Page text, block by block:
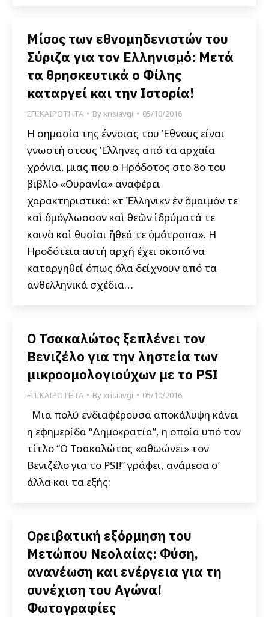
Μίσος των εθνομηδενιστών του
Σύριζα για τον Ελληνισμό: Μετά
τα θρησκευτικά ο Φίλης
καταργεί και την Ιστορία!
ΕΠΙΚΑΙΡΟΤΗΤΑ Byxrisiavgi 05/10/2016
Η σημασία της έννοιας του Έθνους είναι
γνωστή στους Έλληνες από τα αρχαία
χρόνια, μιας που ο Ηρόδοτος στο 8ο του
βιβλίο «Ουρανία» αναφέρει
χαρακτηριστικά: «τὸ Ἑλληνικὸν ἐὸν ὅμαιμόν τε
καὶ ὁμόγλωσσον καὶ θεῶν ἱδρύματά τε
κοινὰ καὶ θυσίαι ἤθεά τε ὁμότροπα». Η
Ηροδότεια αυτή αρχή έχει σκοπό να
καταργηθεί όπως όλα δείχνουν από τα
ανθελληνικά σχέδια…
Ο Τσακαλώτος ξεπλένει τον
Βενιζέλο για την ληστεία των
μικροομολογιούχων με το PSI
ΕΠΙΚΑΙΡΟΤΗΤΑ Byxrisiavgi 05/10/2016
Μια πολύ ενδιαφέρουσα αποκάλυψη κάνει
η εφημερίδα “Δημοκρατία”, η οποία υπό τον
τίτλο “Ο Τσακαλώτος «αθωώνει» τον
Βενιζέλο για το PSI!” γράφει, ανάμεσα σ’
άλλα και τα εξής:
Ορειβατική εξόρμηση του
Μετώπου Νεολαίας: Φύση,
ανανέωση και ενέργεια για τη
συνέχιση του Αγώνα!
Φωτογραφίες